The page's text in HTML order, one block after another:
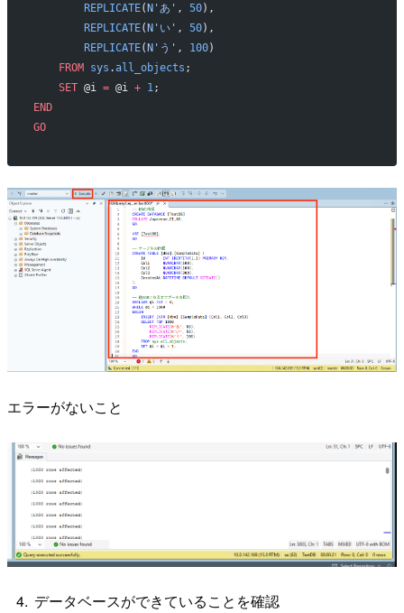
        REPLICATE
(N'あ' , 50),
        REPLICATE
(N'い' , 50),
        REPLICATE
(N'う' , 100)
    FROM
sys .all_objects ;
    SET
@i = @i + 1;
END
GO
エラーがないこと
データベースができていることを確認